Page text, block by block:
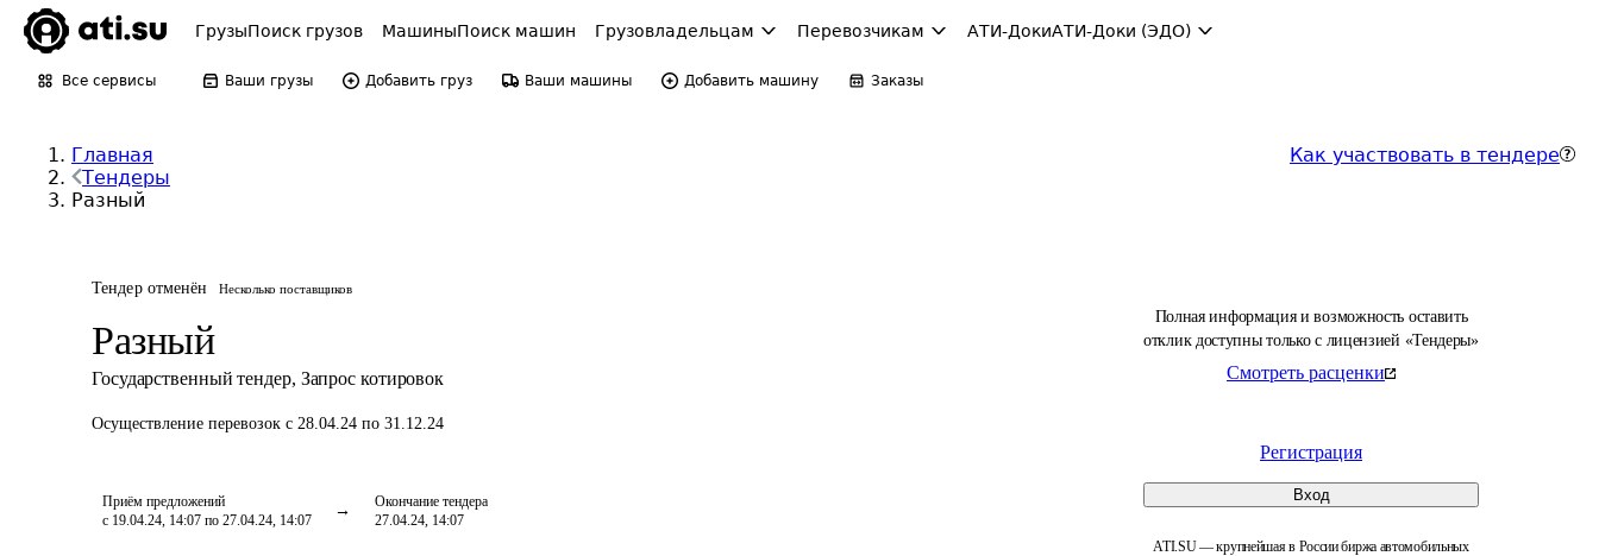
ГрузыПоиск грузов МашиныПоиск машин Грузовладельцам Перевозчикам АТИ-ДокиАТИ-Доки (ЭДО)
Все сервисы Ваши грузы Добавить груз Ваши машины Добавить машину Заказы
Главная
Тендеры
Разный
Как участвовать в тендере
Тендер отменён Несколько поставщиков
Разный
Государственный тендер, Запрос котировок
Осуществление перевозок с 28.04.24 по 31.12.24
Приём предложений
с 19.04.24, 14:07 по 27.04.24, 14:07
Окончание тендера
27.04.24, 14:07
Полная информация и возможность оставить
отклик доступны только с лицензией «Тендеры»
Смотреть расценки
Регистрация
Вход
ATI.SU — крупнейшая в России биржа автомобильных